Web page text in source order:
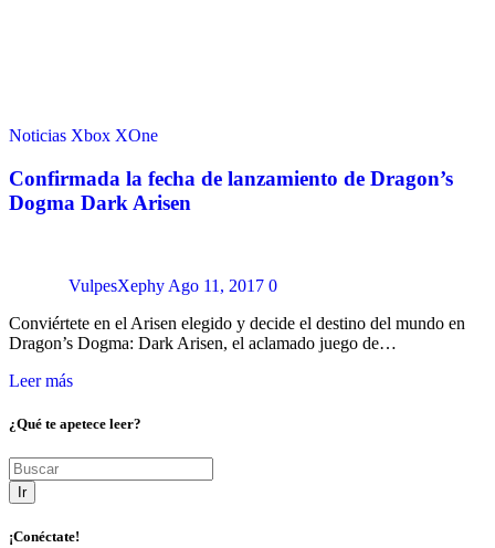
Noticias Xbox XOne
Confirmada la fecha de lanzamiento de Dragon’s
Dogma Dark Arisen
VulpesXephy Ago 11, 2017 0
Conviértete en el Arisen elegido y decide el destino del mundo en
Dragon’s Dogma: Dark Arisen, el aclamado juego de…
Leer más
¿Qué te apetece leer?
Ir
¡Conéctate!